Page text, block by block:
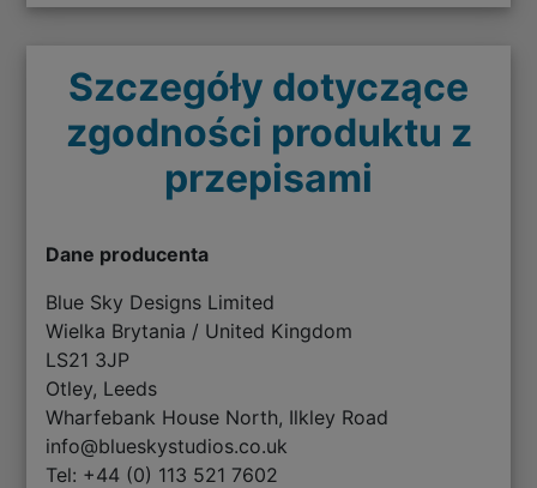
Szczegóły dotyczące
zgodności produktu z
przepisami
Dane producenta
Blue Sky Designs Limited
Wielka Brytania / United Kingdom
LS21 3JP
Otley, Leeds
Wharfebank House North, Ilkley Road
info@blueskystudios.co.uk
Tel: +44 (0) 113 521 7602